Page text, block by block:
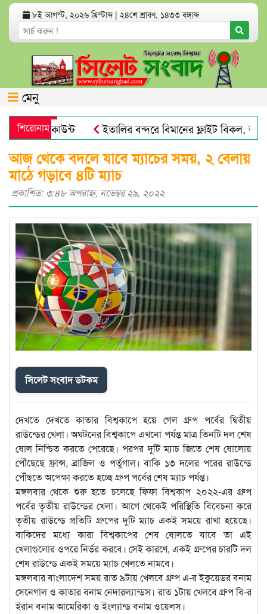
৮ই আগস্ট, ২০২৬ খ্রিস্টাব্দ | ২৪শে শ্রাবণ, ১৪৩৩ বঙ্গাব্দ
মেনু
শিরোনাম
অ্যাকাউন্ট
ইতালির বন্দরে বিমানের ফ্লাইট বিকল,
আজ থেকে বদলে যাবে ম্যাচের সময়, ২ বেলায়
মাঠে গড়াবে ৪টি ম্যাচ
প্রকাশিত: ৩:৪৮ অপরাহ্ণ, নভেম্বর ২৯, ২০২২
সিলেট সংবাদ ডটকম
দেখতে দেখতে কাতার বিশ্বকাপে হয়ে গেল গ্রুপ পর্বের দ্বিতীয়
রাউন্ডের খেলা। অঘটনের বিশ্বকাপে এখনো পর্যন্ত মাত্র তিনটি দল শেষ
ষোল নিশ্চিত করতে পেরেছে। পরপর দুটি ম্যাচ জিতে শেষ ষোলোয়
পৌঁছেছে ফ্রান্স, ব্রাজিল ও পর্তুগাল। বাকি ১৩ দলের পরের রাউন্ডে
পৌঁছতে অপেক্ষা করতে হচ্ছে গ্রুপ পর্বের শেষ ম্যাচ পর্যন্ত।
মঙ্গলবার থেকে শুরু হতে চলেছে ফিফা বিশ্বকাপ ২০২২-এর গ্রুপ
পর্বের তৃতীয় রাউন্ডের খেলা। আগে থেকেই পরিস্থিতি বিবেচনা করে
তৃতীয় রাউন্ডে প্রতিটি গ্রুপের দুটি ম্যাচ একই সময়ে রাখা হয়েছে।
বাকিদের মধ্যে কারা বিশ্বকাপের শেষ ষোলতে যাবে তা এই
খেলাগুলোর ওপরে নির্ভর করবে। সেই কারণে, একই গ্রুপের চারটি দল
শেষ রাউন্ডে একই সময়ে ম্যাচ খেলতে নামবে।
মঙ্গলবার বাংলাদেশ সময় রাত ৯টায় খেলবে গ্রুপ এ-র ইকুয়েডর বনাম
সেনেগাল ও কাতার বনাম নেদারল্যান্ডস। রাত ১টায় খেলবে গ্রুপ বি-র
ইরান বনাম আমেরিকা ও ইংল্যান্ড বনাম ওয়েলস।